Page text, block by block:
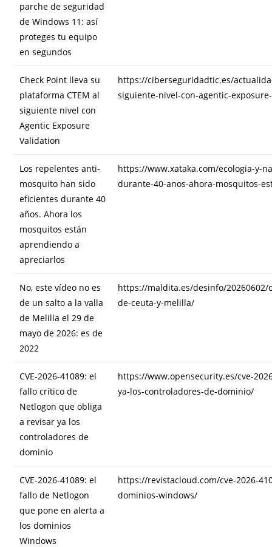
parche de seguridad
de Windows 11: así
proteges tu equipo
en segundos
Check Point lleva su
plataforma CTEM al
siguiente nivel con
Agentic Exposure
Validation
https://ciberseguridadtic.es/
siguiente-nivel-con-agentic-
Los repelentes anti-
mosquito han sido
eficientes durante 40
años. Ahora los
mosquitos están
aprendiendo a
apreciarlos
https://www.xataka.com/ecologia-y-
durante-40-anos-ahora-mosquitos-
No, este vídeo no es
de un salto a la valla
de Melilla el 29 de
mayo de 2026: es de
2022
https://maldita.es/desinfo/
de-ceuta-y-melilla/
CVE-2026-41089: el
fallo crítico de
Netlogon que obliga
a revisar ya los
controladores de
dominio
https://www.opensecurity.es/cve-
ya-los-controladores-de-dominio/
CVE-2026-41089: el
fallo de Netlogon
que pone en alerta a
los dominios
Windows
https://revistacloud.com/cve-2026-
dominios-windows/